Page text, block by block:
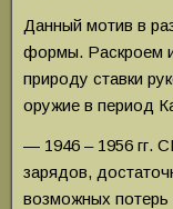
Данный мотив в
формы. Раскроем
природу ставки
оружие в период
— 1946 – 1956 гг.
зарядов,
возможных потерь